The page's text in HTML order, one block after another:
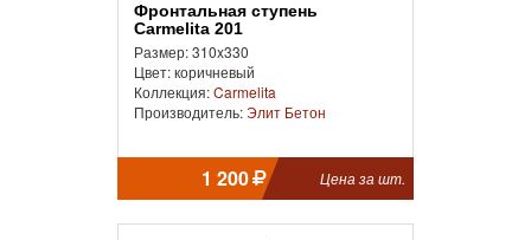
Фронтальная cтупень
Carmelita 201
Размер: 310x330
Цвет: коричневый
Коллекция:Carmelita
Производитель:Элит Бетон
1 200 Цена за шт.